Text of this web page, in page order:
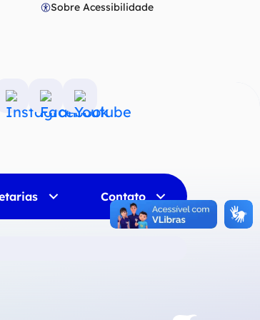
Sobre Acessibilidade
Acessar
Social
Instagram
Acessar
a
Social
Facebook
Acessar
Social
Youtube
Contato